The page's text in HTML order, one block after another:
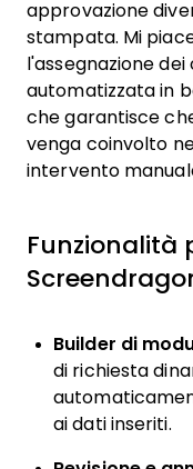
approvazione
stampata. Mi
l'assegnazione
automatizzata in
che garantisce
venga coinvolto
intervento
Funzionalità
Builder di
di richiesta
ai dati inseriti.